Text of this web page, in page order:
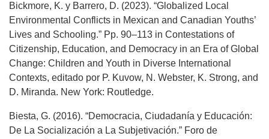
Bickmore, K. y Barrero, D. (2023). “Globalized Local
Environmental Conflicts in Mexican and Canadian Youths’
Lives and Schooling.” Pp. 90–113 in Contestations of
Citizenship, Education, and Democracy in an Era of Global
Change: Children and Youth in Diverse International
Contexts, editado por P. Kuvow, N. Webster, K. Strong, and
D. Miranda. New York: Routledge.
Biesta, G. (2016). “Democracia, Ciudadanía y Educación:
De La Socialización a La Subjetivación.” Foro de